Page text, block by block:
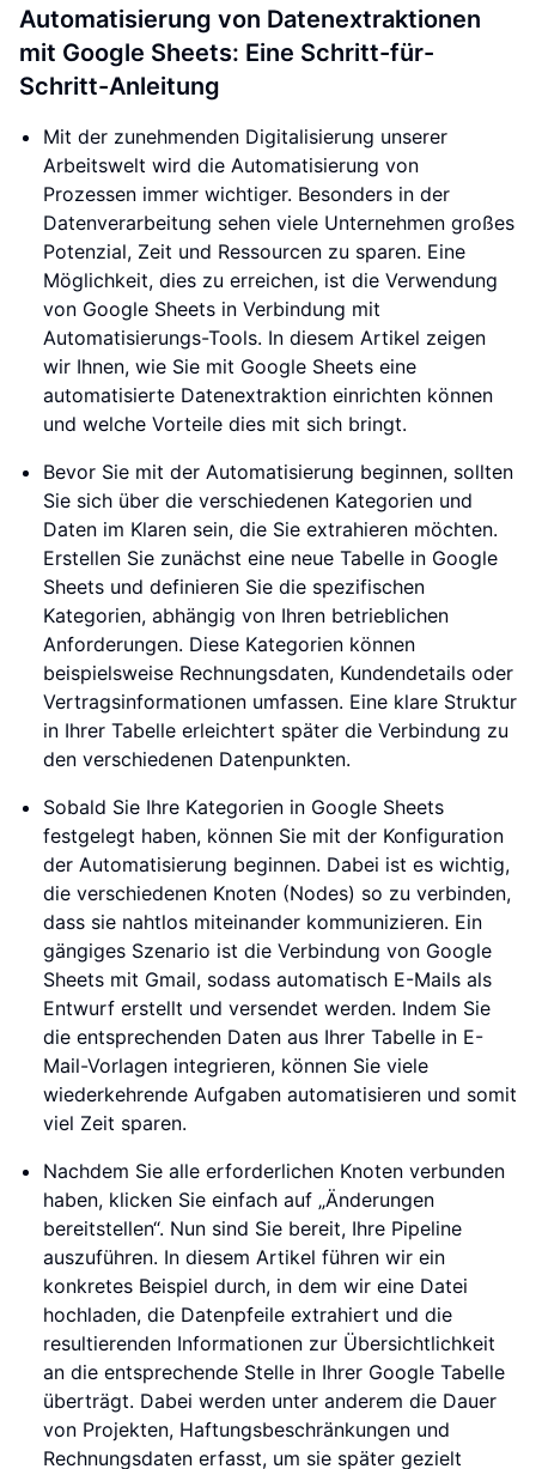
Automatisierung von Datenextraktionen
mit Google Sheets: Eine Schritt-für-
Schritt-Anleitung
Mit der zunehmenden Digitalisierung unserer
Arbeitswelt wird die Automatisierung von
Prozessen immer wichtiger. Besonders in der
Datenverarbeitung sehen viele Unternehmen großes
Potenzial, Zeit und Ressourcen zu sparen. Eine
Möglichkeit, dies zu erreichen, ist die Verwendung
von Google Sheets in Verbindung mit
Automatisierungs-Tools. In diesem Artikel zeigen
wir Ihnen, wie Sie mit Google Sheets eine
automatisierte Datenextraktion einrichten können
und welche Vorteile dies mit sich bringt.
Bevor Sie mit der Automatisierung beginnen, sollten
Sie sich über die verschiedenen Kategorien und
Daten im Klaren sein, die Sie extrahieren möchten.
Erstellen Sie zunächst eine neue Tabelle in Google
Sheets und definieren Sie die spezifischen
Kategorien, abhängig von Ihren betrieblichen
Anforderungen. Diese Kategorien können
beispielsweise Rechnungsdaten, Kundendetails oder
Vertragsinformationen umfassen. Eine klare Struktur
in Ihrer Tabelle erleichtert später die Verbindung zu
den verschiedenen Datenpunkten.
Sobald Sie Ihre Kategorien in Google Sheets
festgelegt haben, können Sie mit der Konfiguration
der Automatisierung beginnen. Dabei ist es wichtig,
die verschiedenen Knoten (Nodes) so zu verbinden,
dass sie nahtlos miteinander kommunizieren. Ein
gängiges Szenario ist die Verbindung von Google
Sheets mit Gmail, sodass automatisch E-Mails als
Entwurf erstellt und versendet werden. Indem Sie
die entsprechenden Daten aus Ihrer Tabelle in E-
Mail-Vorlagen integrieren, können Sie viele
wiederkehrende Aufgaben automatisieren und somit
viel Zeit sparen.
Nachdem Sie alle erforderlichen Knoten verbunden
haben, klicken Sie einfach auf „Änderungen
bereitstellen“. Nun sind Sie bereit, Ihre Pipeline
auszuführen. In diesem Artikel führen wir ein
konkretes Beispiel durch, in dem wir eine Datei
hochladen, die Datenpfeile extrahiert und die
resultierenden Informationen zur Übersichtlichkeit
an die entsprechende Stelle in Ihrer Google Tabelle
überträgt. Dabei werden unter anderem die Dauer
von Projekten, Haftungsbeschränkungen und
Rechnungsdaten erfasst, um sie später gezielt